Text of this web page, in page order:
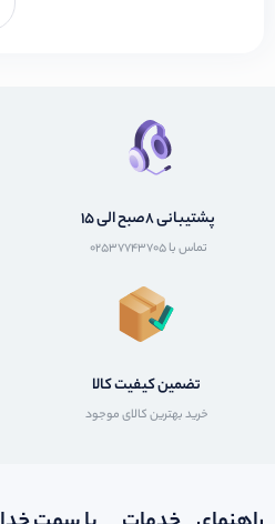
پشتیبانی 8صبح الی 15
تماس با 02537743705
تضمین کیفیت کالا
خرید بهترین کالای موجود